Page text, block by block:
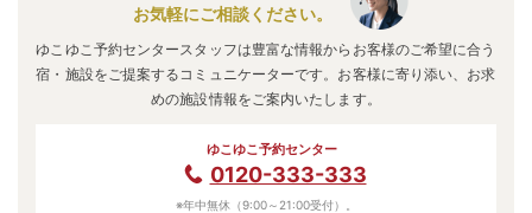
お気軽にご相談ください。
ゆこゆこ予約センタースタッフは豊富な情報からお客様のご希望に合う
宿・施設をご提案するコミュニケーターです。お客様に寄り添い、お求
めの施設情報をご案内いたします。
ゆこゆこ予約センター
0120-333-333
※年中無休（9:00～21:00受付）。